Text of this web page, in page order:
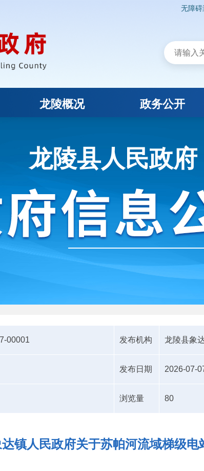
无障碍
龙陵概况 政务公开
龙陵县人民政府
00001 发布机构 龙陵县象
发布日期 2026-07-
浏览量 80
达镇人民政府关于苏帕河流域梯级